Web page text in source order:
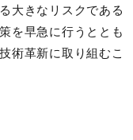
大きなリスクである
を早急に行うととも
術革新に取り組むこ